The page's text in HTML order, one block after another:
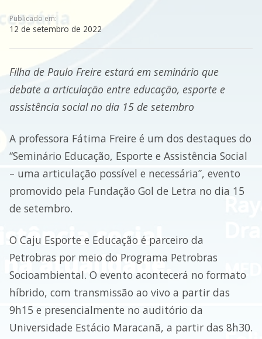
Publicado em:
12 de setembro de 2022
Filha de Paulo Freire estará em seminário que
debate a articulação entre educação, esporte e
assistência social no dia 15 de setembro
A professora Fátima Freire é um dos destaques do
“Seminário Educação, Esporte e Assistência Social
– uma articulação possível e necessária”, evento
promovido pela Fundação Gol de Letra no dia 15
de setembro.
O Caju Esporte e Educação é parceiro da
Petrobras por meio do Programa Petrobras
Socioambiental. O evento acontecerá no formato
híbrido, com transmissão ao vivo a partir das
9h15 e presencialmente no auditório da
Universidade Estácio Maracanã, a partir das 8h30.